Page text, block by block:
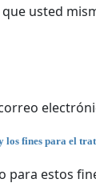
usted
los fines para el
para estos